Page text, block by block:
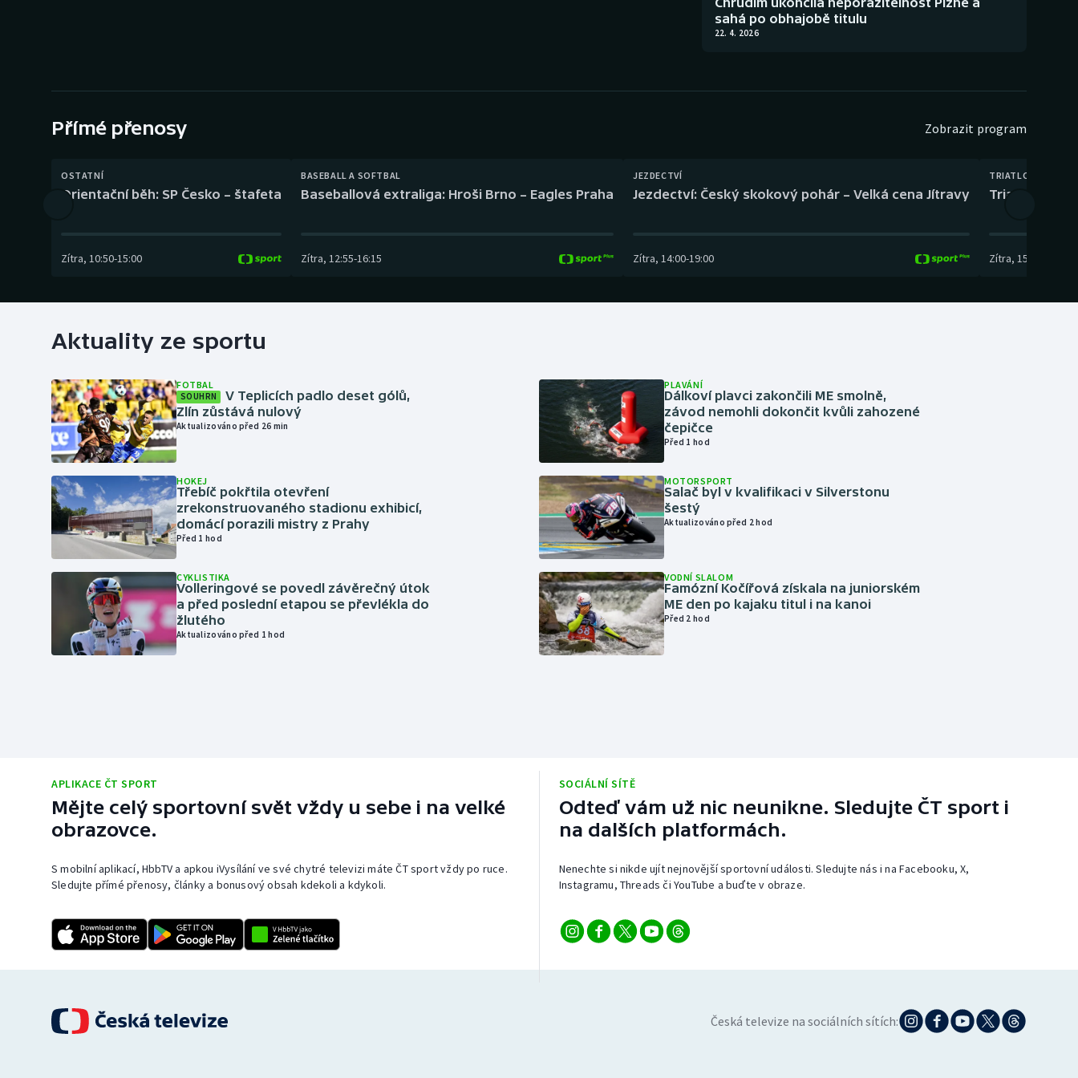
Gymnastika Plážový volejbal
sahá po obhajobě titulu
22. 4. 2026
Přímé přenosy Zobrazit program
OSTATNÍ
Orientační běh: SP Česko – štafeta
Zítra, 10:50-15:00
BASEBALL A SOFTBAL
Baseballová extraliga: Hroši Brno – Eagles Praha
Zítra, 12:55-16:15
JEZDECTVÍ
Jezdectví: Český skokový pohár – Velká cena Jítravy
Zítra, 14:00-19:00
TRIATLON
Triatlon:
Zítra, 15:00
Aktuality ze sportu
FOTBAL
SOUHRN
V Teplicích padlo deset gólů,
Zlín zůstává nulový
Aktualizováno před 26 min
HOKEJ
Třebíč pokřtila otevření
zrekonstruovaného stadionu exhibicí,
domácí porazili mistry z Prahy
Před 1 hod
CYKLISTIKA
Volleringové se povedl závěrečný útok
a před poslední etapou se převlékla do
žlutého
Aktualizováno před 1 hod
PLAVÁNÍ
Dálkoví plavci zakončili ME smolně,
závod nemohli dokončit kvůli zahozené
čepičce
Před 1 hod
MOTORSPORT
Salač byl v kvalifikaci v Silverstonu
šestý
Aktualizováno před 2 hod
VODNÍ SLALOM
Famózní Kočířová získala na juniorském
ME den po kajaku titul i na kanoi
Před 2 hod
APLIKACE ČT SPORT
Mějte celý sportovní svět vždy u sebe i na velké
obrazovce.
S mobilní aplikací, HbbTV a apkou iVysílání ve své chytré televizi máte ČT sport vždy po ruce.
Sledujte přímé přenosy, články a bonusový obsah kdekoli a kdykoli.
SOCIÁLNÍ SÍTĚ
Odteď vám už nic neunikne. Sledujte ČT sport i
na dalších platformách.
Nenechte si nikde ujít nejnovější sportovní události. Sledujte nás i na Facebooku, X,
Instagramu, Threads či YouTube a buďte v obraze.
Česká televize na sociálních sítích: